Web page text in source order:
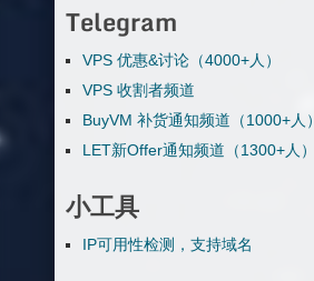
Telegram
VPS 优惠&讨论（4000+人）
VPS 收割者频道
BuyVM 补货通知频道（1000+人）
LET新Offer通知频道（1300+人）
小工具
IP可用性检测，支持域名